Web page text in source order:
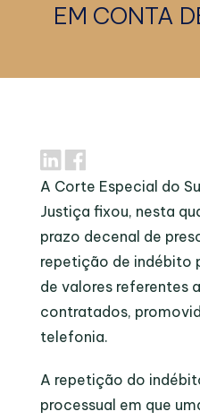
EM CONTA
A Corte Especial do
Justiça fixou, nesta
prazo decenal de
repetição de indébito
de valores referentes
contratados,
telefonia.
A repetição do
processual em que